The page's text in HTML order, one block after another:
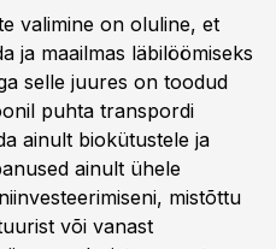
valimine on oluline, et
ja maailmas läbilöömiseks
selle juures on toodud
puhta transpordi
ainult biokütustele ja
ainult ühele
mistõttu
või vanast